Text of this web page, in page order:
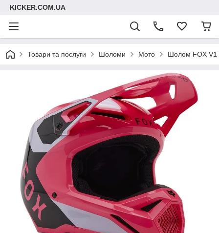
KICKER.COM.UA
Товари та послуги Шоломи Мото Шолом FOX V1